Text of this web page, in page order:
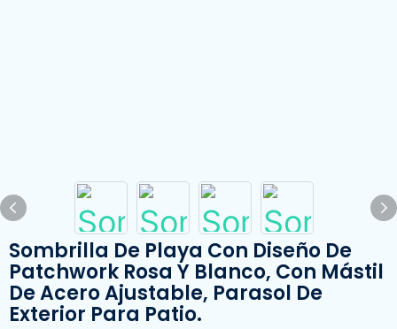
Sombrilla De Playa Con Diseño De
Patchwork Rosa Y Blanco, Con Mástil
De Acero Ajustable, Parasol De
Exterior Para Patio.